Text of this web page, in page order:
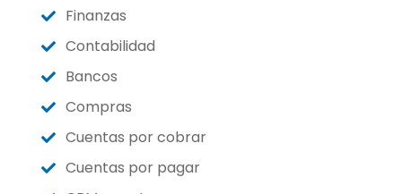
Finanzas
Contabilidad
Bancos
Compras
Cuentas por cobrar
Cuentas por pagar